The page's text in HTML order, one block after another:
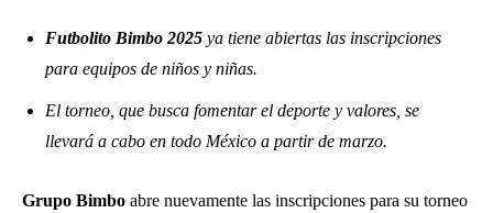
Futbolito Bimbo 2025 ya tiene abiertas las inscripciones
para equipos de niños y niñas.
El torneo, que busca fomentar el deporte y valores, se
llevará a cabo en todo México a partir de marzo.
Grupo Bimbo abre nuevamente las inscripciones para su torneo